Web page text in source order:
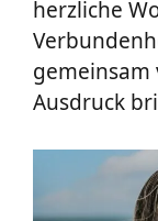
herzliche
gemeinsam
Ausdruck